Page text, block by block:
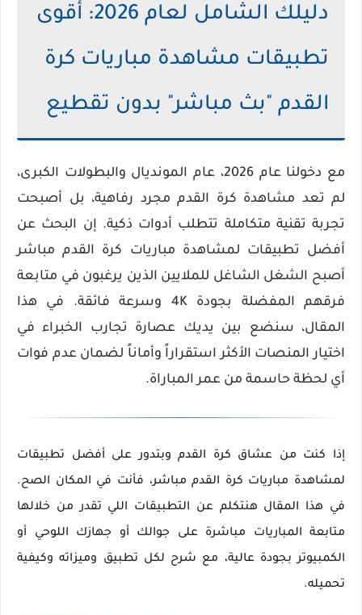
دليلك الشامل لعام 2026: أقوى
تطبيقات مشاهدة مباريات كرة
القدم "بث مباشر" بدون تقطيع
مع دخولنا عام2026، عام المونديال والبطولات الكبرى،
لم تعد مشاهدة كرة القدم مجرد رفاهية، بل أصبحت
تجربة تقنية متكاملة تتطلب أدوات ذكية. إن البحث عن
أفضل تطبيقات لمشاهدة مباريات كرة القدم مباشر
أصبح الشغل الشاغل للملايين الذين يرغبون في متابعة
فرقهم المفضلة بجودة 4K وسرعة فائقة. في هذا
المقال، سنضع بين يديك عصارة تجارب الخبراء في
اختيار المنصات الأكثر استقراراً وأماناً لضمان عدم فوات
أي لحظة حاسمة من عمر المباراة.
إذا كنت من عشاق كرة القدم وبتدور على أفضل تطبيقات
لمشاهدة مباريات كرة القدم مباشر، فأنت في المكان الصح.
في هذا المقال هنتكلم عن التطبيقات اللي تقدر من خلالها
متابعة المباريات مباشرة على جوالك أو جهازك اللوحي أو
الكمبيوتر بجودة عالية، مع شرح لكل تطبيق وميزاته وكيفية
تحميله.